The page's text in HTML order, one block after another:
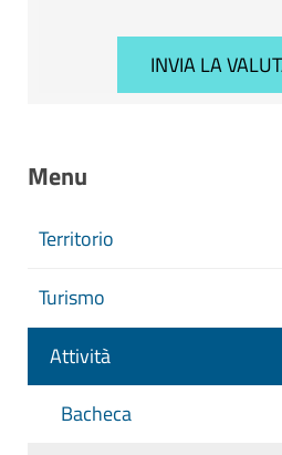
Menu
Territorio
Turismo
Attività
Bacheca